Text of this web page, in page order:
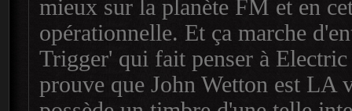
mieux sur la planète FM et en
opérationnelle. Et ça marche
Trigger' qui fait penser à
prouve que John Wetton est